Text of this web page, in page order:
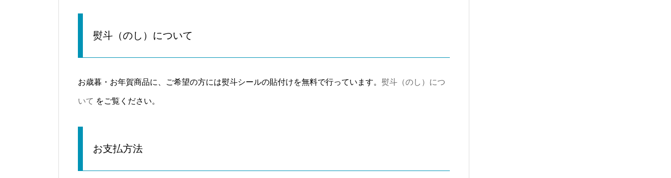
熨斗（のし）について
お歳暮・お年賀商品に、ご希望の方には熨斗シールの貼付けを無料で行っています。 熨斗（のし）につ
いて をご覧ください。
お支払方法